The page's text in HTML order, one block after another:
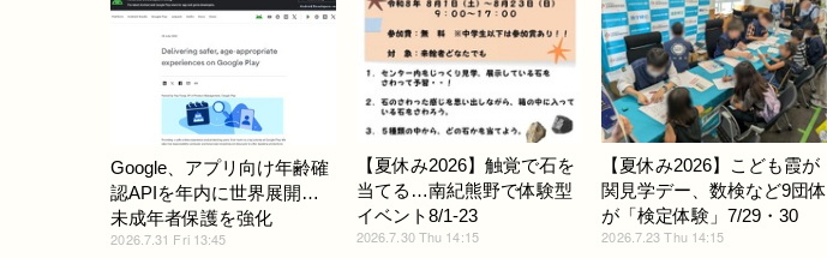
Google、アプリ向け年齢確
認APIを年内に世界展開…
未成年者保護を強化
2026.7.31 Fri 13:45
【夏休み2026】触覚で石を
当てる…南紀熊野で体験型
イベント8/1-23
2026.7.30 Thu 14:15
【夏休み2026】こども霞が
関見学デー、数検など9団体
が「検定体験」7/29・30
2026.7.23 Thu 14:15